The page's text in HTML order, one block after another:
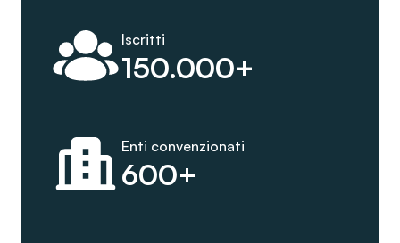
150.000+
Iscritti
600+
Enti convenzionati